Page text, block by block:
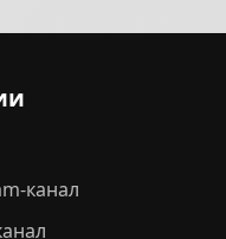
канал